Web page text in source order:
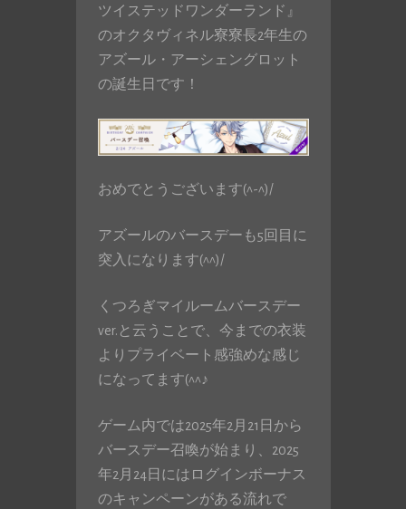
ツイステッドワンダーランド』
のオクタヴィネル寮寮長2年生の
アズール・アーシェングロット
の誕生日です！
おめでとうございます(^-^)/
アズールのバースデーも5回目に
突入になります(^^)/
くつろぎマイルームバースデー
ver.と云うことで、今までの衣装
よりプライベート感強めな感じ
になってます(^^♪
ゲーム内では2025年2月21日から
バースデー召喚が始まり、2025
年2月24日にはログインボーナス
のキャンペーンがある流れで